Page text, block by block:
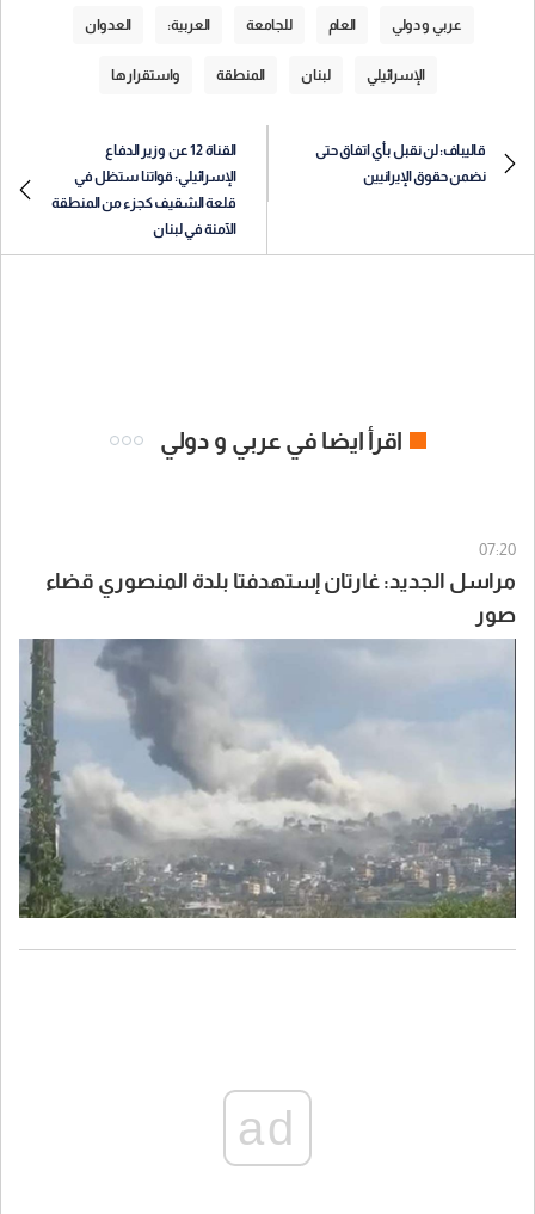
عربي و دولي العام للجامعة العربية: العدوان
الإسرائيلي لبنان المنطقة واستقرارها
قاليباف: لن نقبل بأي اتفاق حتى
نضمن حقوق الإيرانيين
القناة 12 عن وزير الدفاع
الإسرائيلي: قواتنا ستظل في
قلعة الشقيف كجزء من المنطقة
الآمنة في لبنان
اقرأ ايضا في عربي و دولي
07:20
مراسل الجديد: غارتان إستهدفتا بلدة المنصوري قضاء
صور
ad